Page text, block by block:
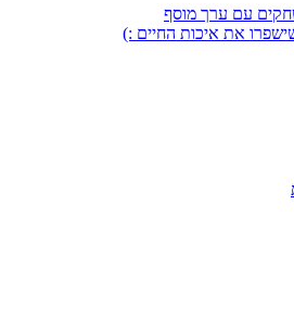
עם ערך מוסף
את איכות החיים :)